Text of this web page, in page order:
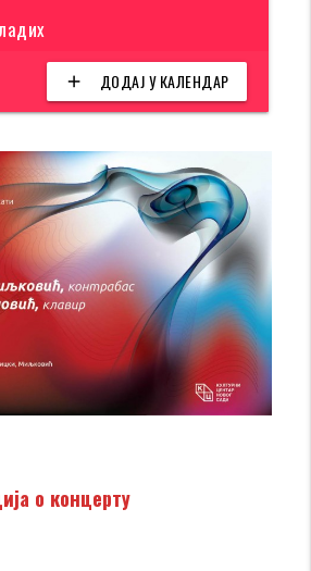
add ДОДАЈ У КАЛЕНДАР
о концерту